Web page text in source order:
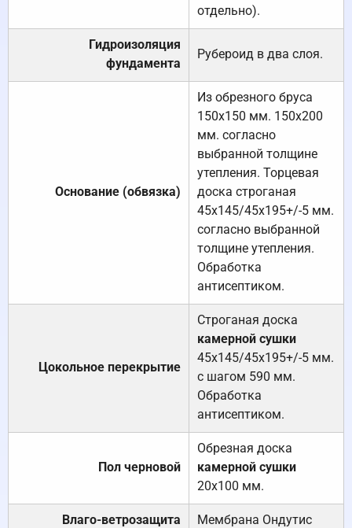
отдельно).
Гидроизоляция
фундамента
Рубероид в два слоя.
Основание (обвязка)
Из обрезного бруса
150х150 мм. 150х200
мм. согласно
выбранной толщине
утепления. Торцевая
доска строганая
45х145/45х195+/-5 мм.
согласно выбранной
толщине утепления.
Обработка
антисептиком.
Цокольное перекрытие
Строганая доска
камерной сушки
45х145/45х195+/-5 мм.
с шагом 590 мм.
Обработка
антисептиком.
Пол черновой
Обрезная доска
камерной сушки
20х100 мм.
Влаго-ветрозащита
Мембрана Ондутис